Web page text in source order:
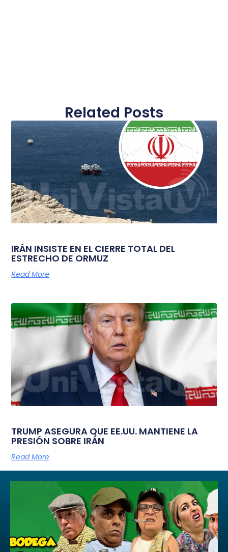
Related Posts
IRÁN INSISTE EN EL CIERRE TOTAL DEL
ESTRECHO DE ORMUZ
Read More
TRUMP ASEGURA QUE EE.UU. MANTIENE LA
PRESIÓN SOBRE IRÁN
Read More